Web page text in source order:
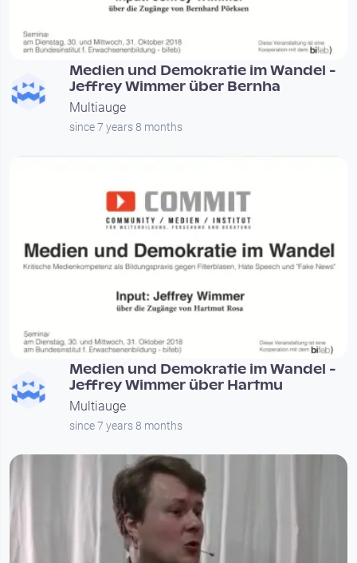
Medien und Demokratie im Wandel -
Jeffrey Wimmer über Bernha
Multiauge
since 7 years 8 months
Medien und Demokratie im Wandel -
Jeffrey Wimmer über Hartmu
Multiauge
since 7 years 8 months